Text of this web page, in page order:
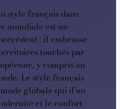
style français dans
mondiale est un
: il embrasse
touchés par
y compris au-
Le style français
globale qui d’un
et le confort